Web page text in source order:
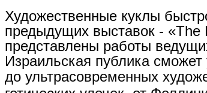
Художественные куклы
предыдущих выставок - «The
представлены работы
Израильская публика
до ультрасовременных